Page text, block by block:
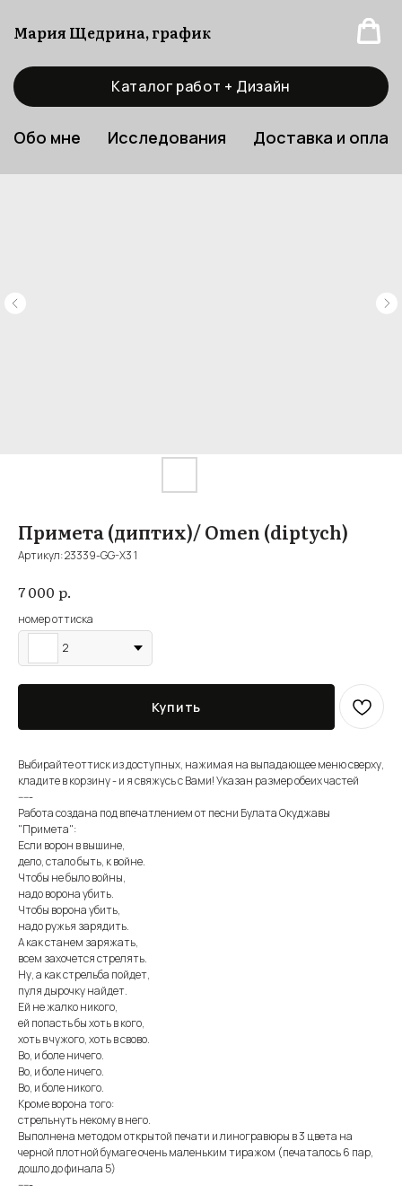
Мария Щедрина, график
Каталог работ + Дизайн
Обо мне Исследования Доставка и
Примета (диптих)/ Omen (diptych)
Артикул:23339-GG-X3 1
7 000 р.
номер оттиска
2
Купить
Выбирайте оттиск из доступных, нажимая на выпадающее меню сверху,
кладите в корзину - и я свяжусь с Вами! Указан размер обеих частей
-----
Работа создана под впечатлением от песни Булата Окуджавы
"Примета":
Если ворон в вышине,
дело, стало быть, к войне.
Чтобы не было войны,
надо ворона убить.
Чтобы ворона убить,
надо ружья зарядить.
А как станем заряжать,
всем захочется стрелять.
Ну, а как стрельба пойдет,
пуля дырочку найдет.
Ей не жалко никого,
ей попасть бы хоть в кого,
хоть в чужого, хоть в свово.
Во, и боле ничего.
Во, и боле ничего.
Во, и боле никого.
Кроме ворона того:
стрельнуть некому в него.
Выполнена методом открытой печати и линогравюры в 3 цвета на
черной плотной бумаге очень маленьким тиражом (печаталось 6 пар,
дошло до финала 5)
-----